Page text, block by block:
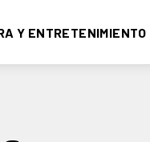
Y ENTRETENIMIENTO